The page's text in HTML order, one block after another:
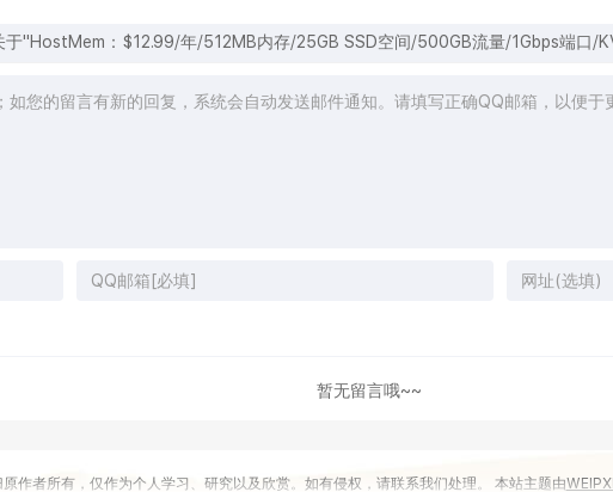
于"HostMem：$12.99/年/512MB内存/25GB SSD空间/500GB流量/1Gbps端口/
暂无留言哦~~
作者所有，仅作为个人学习、研究以及欣赏。如有侵权，请联系我们处理。 本站主题由